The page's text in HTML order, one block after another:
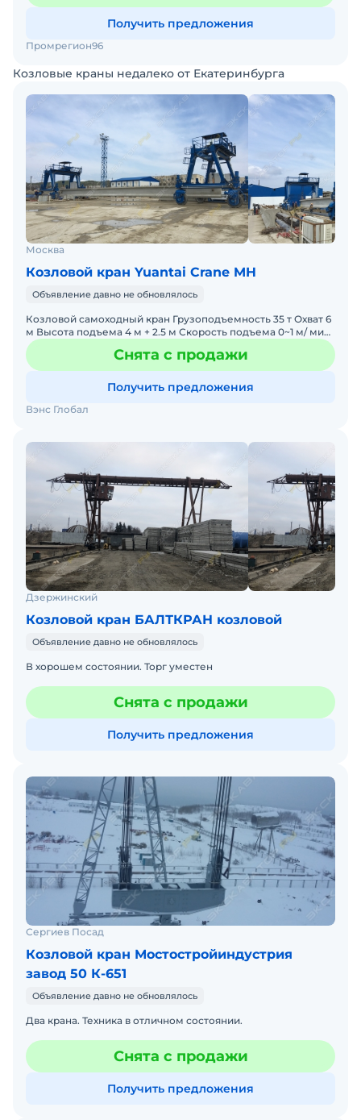
Получить предложения
Промрегион96
Козловые краны недалеко от Екатеринбурга
Москва
Козловой кран Yuantai Crane MH
Объявление давно не обновлялось
Козловой самоходный кран Грузоподъемность 35 т Охват 6
м Высота подъема 4 м + 2.5 м Скорость подъема 0~1 м/ мин
(номинальная нагрузка) 0~1.8 м/ мин (без г
Снята с продажи
Получить предложения
Вэнс Глобал
Дзержинский
Козловой кран БАЛТКРАН козловой
Объявление давно не обновлялось
В хорошем состоянии. Торг уместен
Снята с продажи
Получить предложения
Сергиев Посад
Козловой кран Мостостройиндустрия
завод 50 К-651
Объявление давно не обновлялось
Два крана. Техника в отличном состоянии.
Снята с продажи
Получить предложения